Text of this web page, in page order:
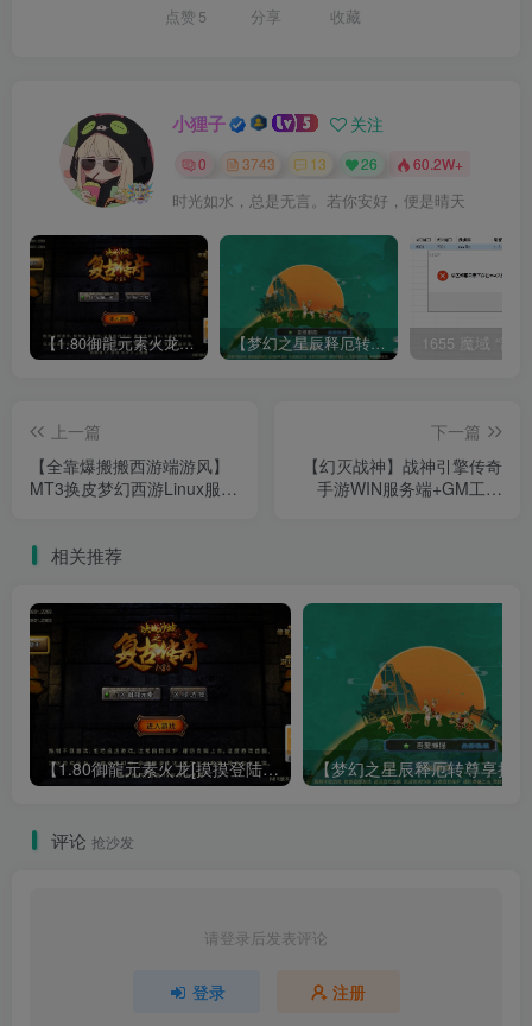
点赞 5 分享 收藏
小狸子 关注
0 3743 13 26 60.2W+
时光如水，总是无言。若你安好，便是晴天
【1.80御龍元素火龙[摸摸登陆器]】战神引擎WIN服务端+GM工具+充值后台+双端+架设教程 【梦幻之星辰释厄转尊享挂机版】MT3换皮梦幻西游Linux服务端+GM后台+双端+源码+架设教程
上一篇
【全靠爆搬搬西游端游风】
MT3换皮梦幻西游Linux服务
下一篇
【幻灭战神】战神引擎传奇
手游WIN服务端+GM工具
相关推荐
【1.80御龍元素火龙[摸摸登陆器]】战神引擎WIN服务端+GM工具+充值后台+双端+架设教程
评论 抢沙发
请登录后发表评论
登录 注册